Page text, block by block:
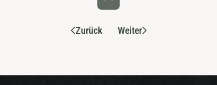
Zurück Weiter